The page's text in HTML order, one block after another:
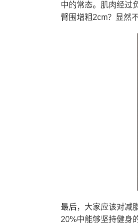
中的常态。肌肉经过
臂围增粗2cm？显然
最后，大家应该对减
20%中能够坚持健身